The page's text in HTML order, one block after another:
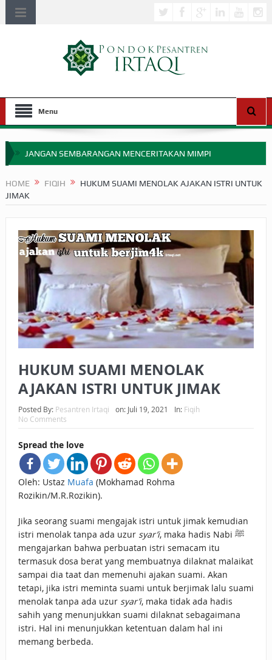
Menu
JANGAN SEMBARANGAN MENCERITAKAN MIMPI
MIMPI YANG DIABAIKAN MENJELANG PERANG BADAR
SEBELUM TIBA SAAT WAJIB?
HAKIKAT NIKMAT DI DUNIA!
BAGAIMANA CARA MEMBAYAR ZAKAT UANG?
UANG HARAM BISA MENJADI HALAL JIKA SEBAB
KEPEMILIKANNYA BERUBAH
BAHASA CINTA KARENA ALLAH
HUKUM MEMBAYAR ZAKAT DENGAN CARA MENGANGSUR
HOME FIQIH
HUKUM SUAMI MENOLAK AJAKAN ISTRI UNTUK
JIMAK
HUKUM SUAMI MENOLAK
AJAKAN ISTRI UNTUK JIMAK
Posted By: Pesantren Irtaqi on: Juli 19, 2021 In: Fiqih
No Comments
Spread the love
Oleh: Ustaz Muafa (Mokhamad Rohma
Rozikin/M.R.Rozikin).
Jika seorang suami mengajak istri untuk jimak kemudian
istri menolak tanpa ada uzur syar’i, maka hadis Nabi ﷺ
mengajarkan bahwa perbuatan istri semacam itu
termasuk dosa berat yang membuatnya dilaknat malaikat
sampai dia taat dan memenuhi ajakan suami. Akan
tetapi, jika istri meminta suami untuk berjimak lalu suami
menolak tanpa ada uzur syar’i, maka tidak ada hadis
sahih yang menunjukkan suami dilaknat sebagaimana
istri. Hal ini menunjukkan ketentuan dalam hal ini
memang berbeda.